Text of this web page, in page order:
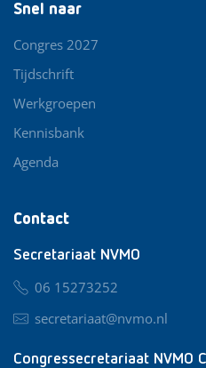
Contact
Secretariaat NVMO
06 15273252
secretariaat@nvmo.nl
Congressecretariaat NVMO
Snel naar
Congres 2027
Tijdschrift
Werkgroepen
Kennisbank
Agenda